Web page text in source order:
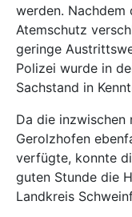
werden. Nachdem
Atemschutz
geringe
Polizei wurde in
Sachstand in
Da die inzwischen
Gerolzhofen
verfügte, konnte
guten Stunde die
Landkreis